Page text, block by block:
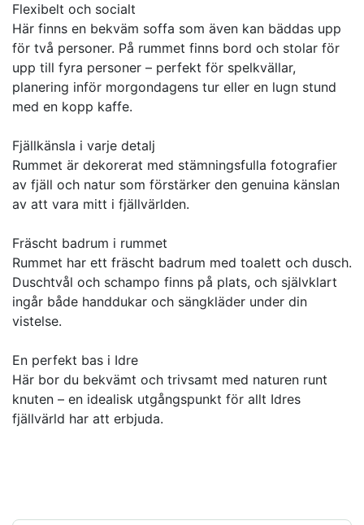
Flexibelt och socialt
Här finns en bekväm soffa som även kan bäddas upp
för två personer. På rummet finns bord och stolar för
upp till fyra personer – perfekt för spelkvällar,
planering inför morgondagens tur eller en lugn stund
med en kopp kaffe.
Fjällkänsla i varje detalj
Rummet är dekorerat med stämningsfulla fotografier
av fjäll och natur som förstärker den genuina känslan
av att vara mitt i fjällvärlden.
Fräscht badrum i rummet
Rummet har ett fräscht badrum med toalett och dusch.
Duschtvål och schampo finns på plats, och självklart
ingår både handdukar och sängkläder under din
vistelse.
En perfekt bas i Idre
Här bor du bekvämt och trivsamt med naturen runt
knuten – en idealisk utgångspunkt för allt Idres
fjällvärld har att erbjuda.